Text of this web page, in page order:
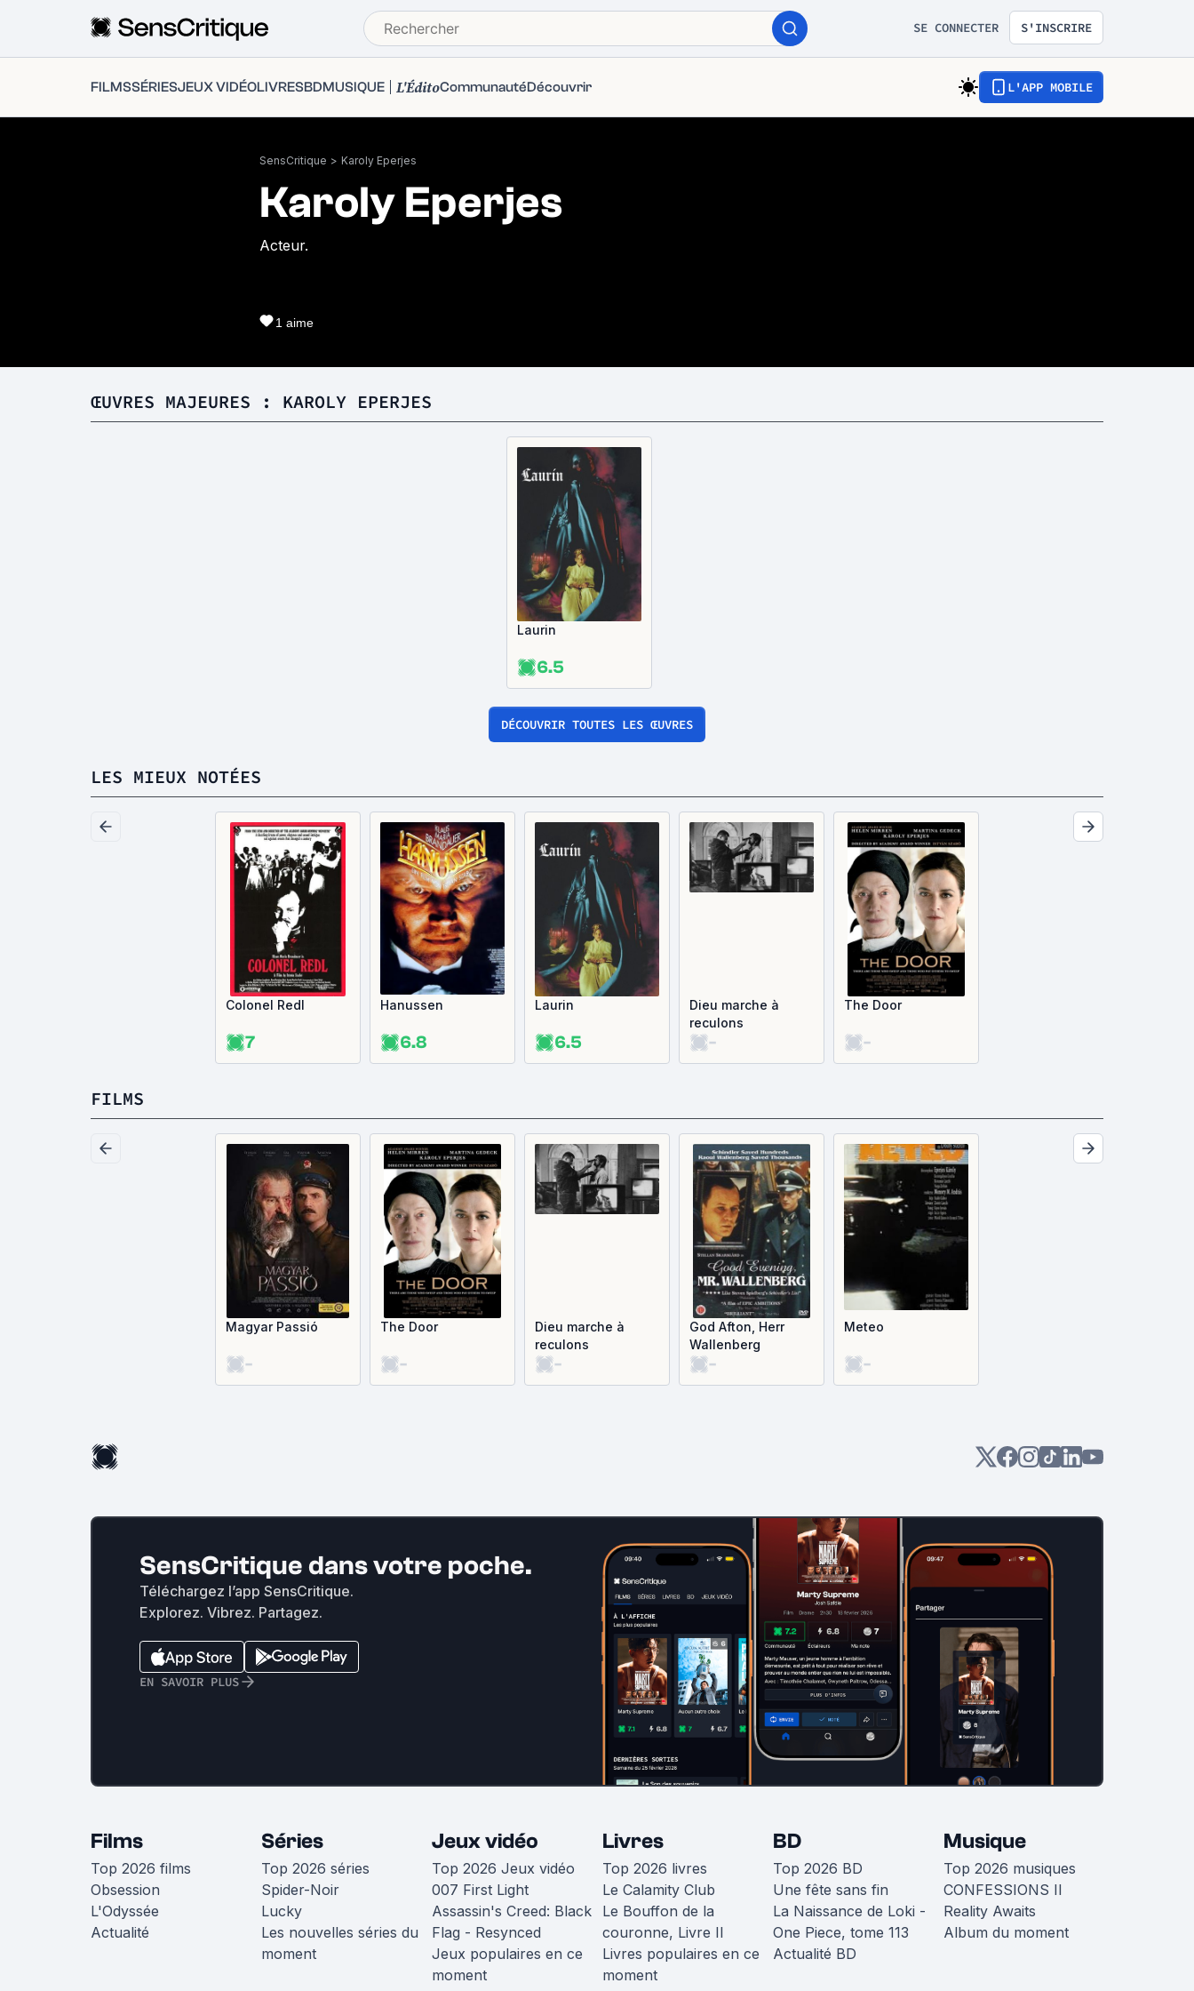
SE CONNECTER S'INSCRIRE
FILMSSÉRIESJEUX VIDÉOLIVRESBDMUSIQUE L'ÉditoCommunautéDécouvrir L'APP MOBILE
SensCritique > Karoly Eperjes
Karoly Eperjes
Acteur.
1 aime
ŒUVRES MAJEURES : KAROLY EPERJES
Laurin
6.5
DÉCOUVRIR TOUTES LES ŒUVRES
LES MIEUX NOTÉES
Colonel Redl
7
Hanussen
6.8
Laurin
6.5
Dieu marche à
reculons
-
The Door
-
FILMS
Magyar Passió
-
The Door
-
Dieu marche à
reculons
-
God Afton, Herr
Wallenberg
-
Meteo
-
SensCritique dans votre poche.
Téléchargez l’app SensCritique.
Explorez. Vibrez. Partagez.
EN SAVOIR PLUS
Films
Top 2026 films
Obsession
L'Odyssée
Actualité
Séries
Top 2026 séries
Spider-Noir
Lucky
Les nouvelles séries du
moment
Jeux vidéo
Top 2026 Jeux vidéo
007 First Light
Assassin's Creed: Black
Flag - Resynced
Jeux populaires en ce
moment
Livres
Top 2026 livres
Le Calamity Club
Le Bouffon de la
couronne, Livre II
Livres populaires en ce
moment
BD
Top 2026 BD
Une fête sans fin
La Naissance de Loki -
One Piece, tome 113
Actualité BD
Musique
Top 2026 musiques
CONFESSIONS II
Reality Awaits
Album du moment